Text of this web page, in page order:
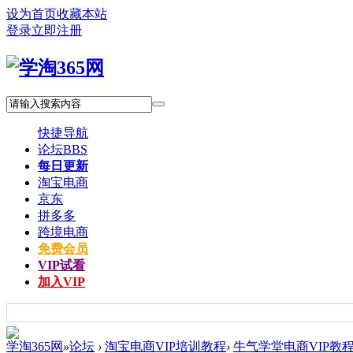
设为首页收藏本站
登录立即注册
快捷导航
论坛BBS
每日更新
淘宝电商
京东
拼多多
跨境电商
免费会员
VIP试看
加入VIP
学淘365网 »论坛 › 淘宝电商VIP培训教程› 牛气学堂电商VIP教